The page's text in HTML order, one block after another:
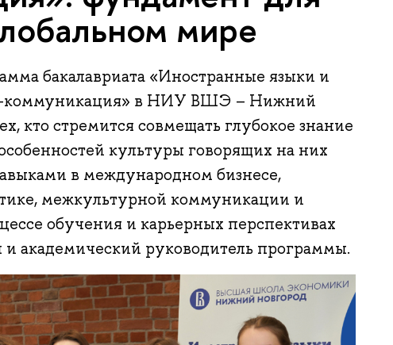
мире
бакалавриата «Иностранные языки и
коммуникация» в НИУ ВШЭ – Нижний
кто стремится совмещать глубокое знание
культуры говорящих на них
в международном бизнесе,
межкультурной коммуникации и
обучения и карьерных перспективах
и академический руководитель программы.